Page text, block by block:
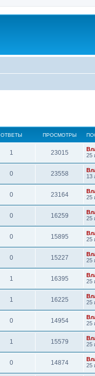
ОТВЕТЫ ПРОСМОТРЫ
1 23015
25
0 23558
13
0 23164
25
0 16259
25
0 15895
25
0 15227
25
1 16395
25
1 16225
25
0 14954
25
1 15579
25
0 14874
25